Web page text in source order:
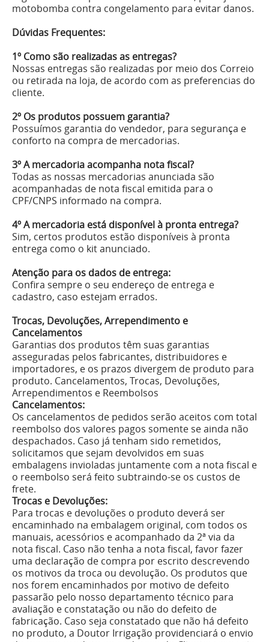
motobomba contra congelamento para evitar danos.
Dúvidas Frequentes:
1º Como são realizadas as entregas?
Nossas entregas são realizadas por meio dos Correio
ou retirada na loja, de acordo com as preferencias do
cliente.
2º Os produtos possuem garantia?
Possuímos garantia do vendedor, para segurança e
conforto na compra de mercadorias.
3º A mercadoria acompanha nota fiscal?
Todas as nossas mercadorias anunciada são
acompanhadas de nota fiscal emitida para o
CPF/CNPS informado na compra.
4º A mercadoria está disponível à pronta entrega?
Sim, certos produtos estão disponíveis à pronta
entrega como o kit anunciado.
Atenção para os dados de entrega:
Confira sempre o seu endereço de entrega e
cadastro, caso estejam errados.
Trocas, Devoluções, Arrependimento e
Cancelamentos
Garantias dos produtos têm suas garantias
asseguradas pelos fabricantes, distribuidores e
importadores, e os prazos divergem de produto para
produto. Cancelamentos, Trocas, Devoluções,
Arrependimentos e Reembolsos
Cancelamentos:
Os cancelamentos de pedidos serão aceitos com total
reembolso dos valores pagos somente se ainda não
despachados. Caso já tenham sido remetidos,
solicitamos que sejam devolvidos em suas
embalagens invioladas juntamente com a nota fiscal e
o reembolso será feito subtraindo-se os custos de
frete.
Trocas e Devoluções:
Para trocas e devoluções o produto deverá ser
encaminhado na embalagem original, com todos os
manuais, acessórios e acompanhado da 2ª via da
nota fiscal. Caso não tenha a nota fiscal, favor fazer
uma declaração de compra por escrito descrevendo
os motivos da troca ou devolução. Os produtos que
nos forem encaminhados por motivo de defeito
passarão pelo nosso departamento técnico para
avaliação e constatação ou não do defeito de
fabricação. Caso seja constatado que não há defeito
no produto, a Doutor Irrigação providenciará o envio